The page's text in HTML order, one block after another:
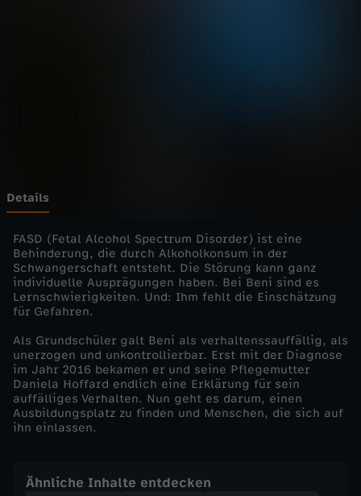
h
-
d
i
e
E
i
n
Details
FASD (Fetal Alcohol Spectrum Disorder) ist eine
Behinderung, die durch Alkoholkonsum in der
Schwangerschaft entsteht. Die Störung kann ganz
individuelle Ausprägungen haben. Bei Beni sind es
Lernschwierigkeiten. Und: Ihm fehlt die Einschätzung
für Gefahren.
Als Grundschüler galt Beni als verhaltenssauffällig, als
unerzogen und unkontrollierbar. Erst mit der Diagnose
im Jahr 2016 bekamen er und seine Pflegemutter
Daniela Hoffard endlich eine Erklärung für sein
auffälliges Verhalten. Nun geht es darum, einen
Ausbildungsplatz zu finden und Menschen, die sich auf
ihn einlassen.
Ähnliche Inhalte entdecken